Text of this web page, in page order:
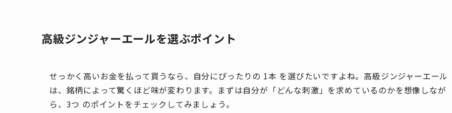
高級ジンジャーエールを選ぶポイント
せっかく高いお金を払って買うなら、自分にぴったりの 1本 を選びたいですよね。高級ジンジャーエール
は、銘柄によって驚くほど味が変わります。まずは自分が「どんな刺激」を求めているのかを想像しなが
ら、3つ のポイントをチェックしてみましょう。